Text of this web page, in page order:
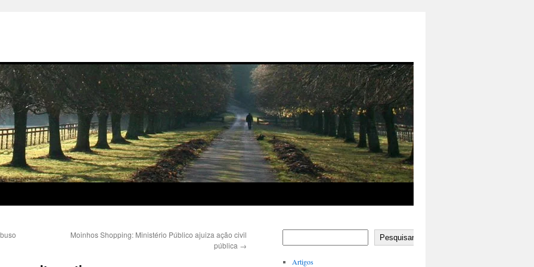
Moinhos Shopping: Ministério Público ajuiza ação civil
pública →
Pesquisar
Artigos